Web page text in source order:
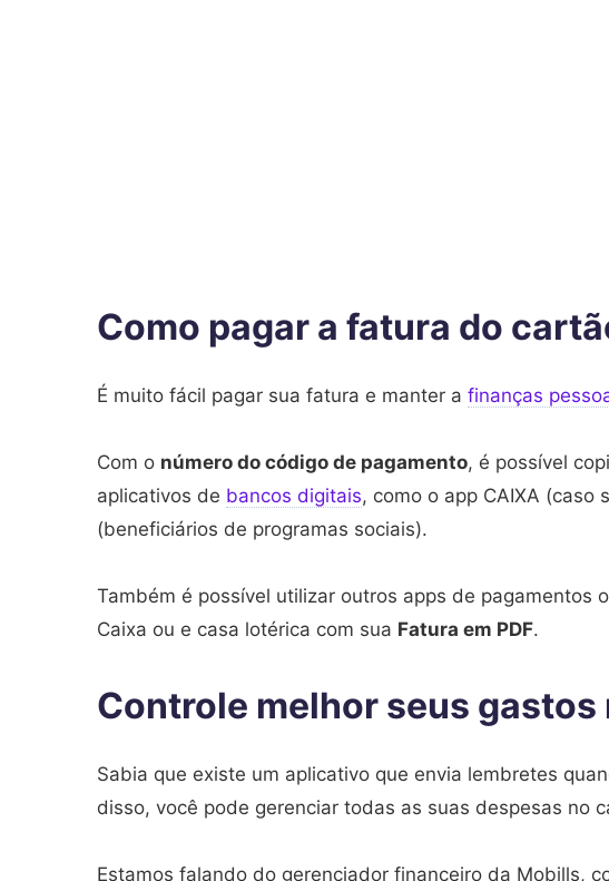
Como pagar a fatura do
É muito fácil pagar sua fatura e manter a finanças
Com o número do código de pagamento, é possível
aplicativos de bancos digitais, como o app CAIXA (caso
(beneficiários de programas sociais).
Também é possível utilizar outros apps de pagamentos
Caixa ou e casa lotérica com sua Fatura em PDF.
Controle melhor seus gastos
Sabia que existe um aplicativo que envia lembretes
disso, você pode gerenciar todas as suas despesas no
Estamos falando do gerenciador financeiro da Mobills,